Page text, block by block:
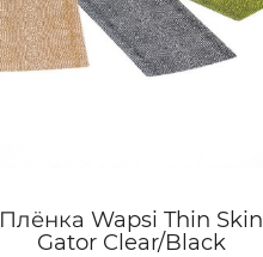
Плёнка Wapsi Thin Skin
Gator Clear/Black